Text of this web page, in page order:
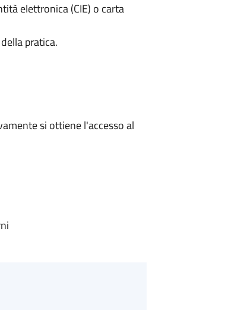
elettronica (CIE) o carta
pratica.
si ottiene l'accesso al